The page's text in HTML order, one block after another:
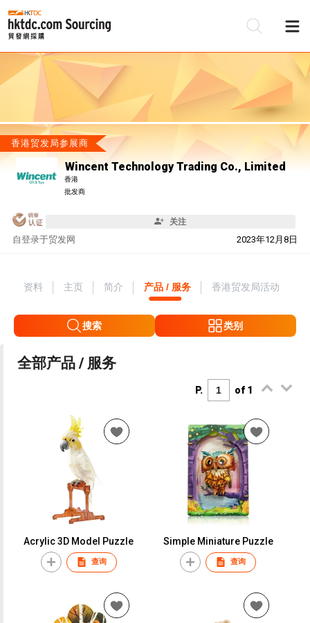
香港贸发局参展商
Wincent Technology Trading Co., Limited
香港
批发商
关注
自 2023年12月8日
登录于贸发网
资料 主页 简介 产品 / 服务 香港贸发局活动
搜索 类别
全部产品 / 服务
P. of 1
Acrylic 3D Model Puzzle
查询
Simple Miniature Puzzle
查询